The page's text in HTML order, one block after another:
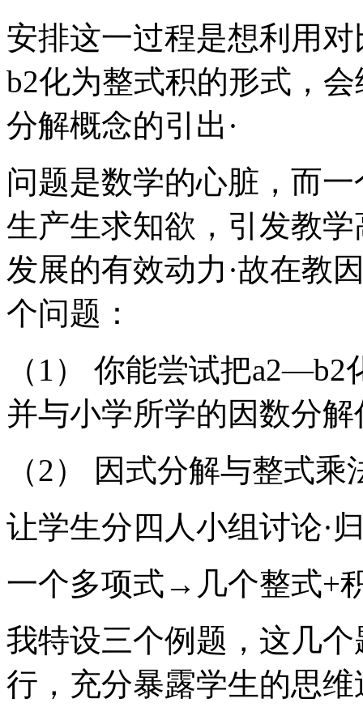
安排这一过程是想利用
b2化为整式积的形式，
分解概念的引出·
问题是数学的心脏，而
生产生求知欲，引发教
发展的有效动力·故在教
个问题：
（1） 你能尝试把
并与小学所学的因数分解
（2） 因式分解与整式
让学生分四人小组讨论·
一个多项式→几个整式+
我特设三个例题，这几
行，充分暴露学生的思